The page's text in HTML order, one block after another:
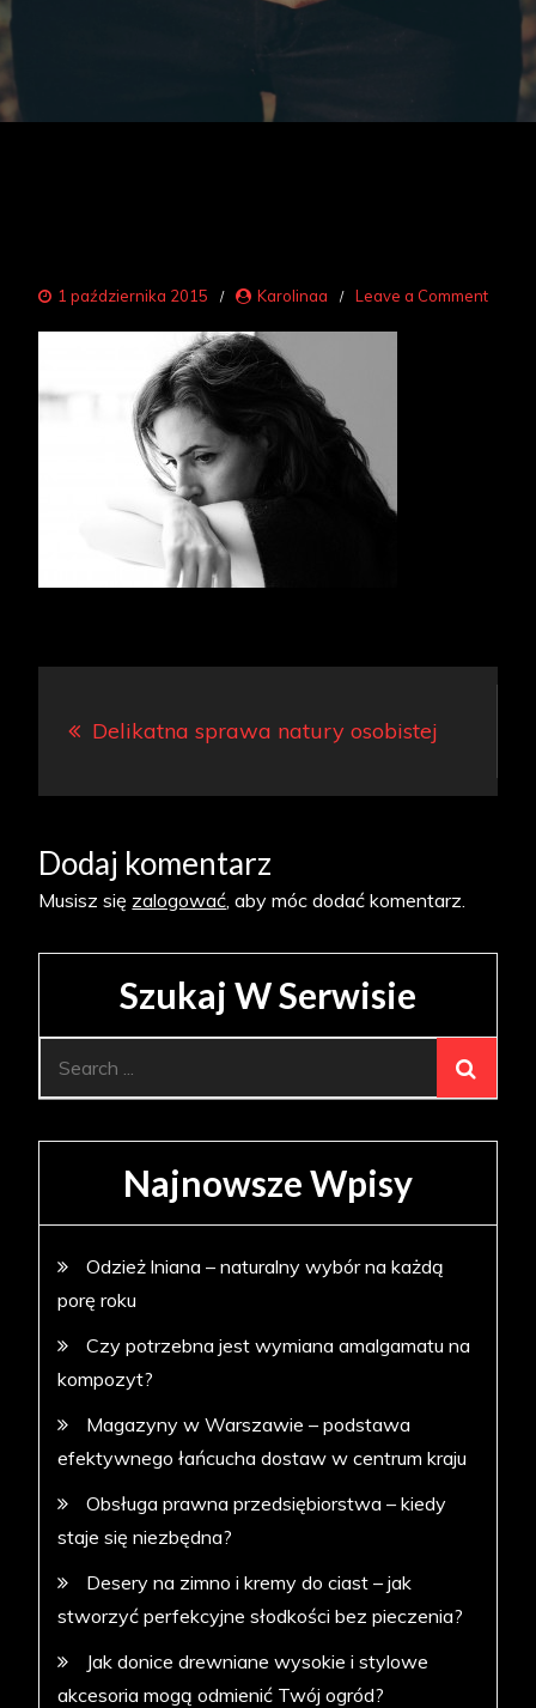
1 października 2015 Karolinaa Leave a Commenton
Delikatna sprawa natury osobistej
Dodaj komentarz
Musisz się zalogować, aby móc dodać komentarz.
Szukaj W Serwisie
Najnowsze Wpisy
Odzież lniana – naturalny wybór na każdą
porę roku
Czy potrzebna jest wymiana amalgamatu na
kompozyt?
Magazyny w Warszawie – podstawa
efektywnego łańcucha dostaw w centrum kraju
Obsługa prawna przedsiębiorstwa – kiedy
staje się niezbędna?
Desery na zimno i kremy do ciast – jak
stworzyć perfekcyjne słodkości bez pieczenia?
Jak donice drewniane wysokie i stylowe
akcesoria mogą odmienić Twój ogród?